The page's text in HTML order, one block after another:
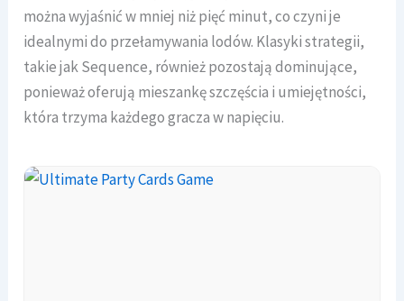
można wyjaśnić w mniej niż pięć minut, co czyni je
idealnymi do przełamywania lodów. Klasyki strategii,
takie jak Sequence, również pozostają dominujące,
ponieważ oferują mieszankę szczęścia i umiejętności,
która trzyma każdego gracza w napięciu.